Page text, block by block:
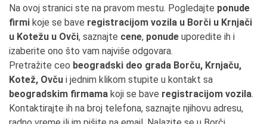
Na ovoj stranici ste na pravom mestu. Pogledajte ponude
firmi koje se bave registracijom vozila u Borči u Krnjači
u Kotežu u Ovči, saznajte cene, ponude uporedite ih i
izaberite ono što vam najviše odgovara.
Pretražite ceo beogradski deo grada Borču, Krnjaču,
Kotež, Ovču i jednim klikom stupite u kontakt sa
beogradskim firmama koji se bave registracijom vozila.
Kontaktirajte ih na broj telefona, saznajte njihovu adresu,